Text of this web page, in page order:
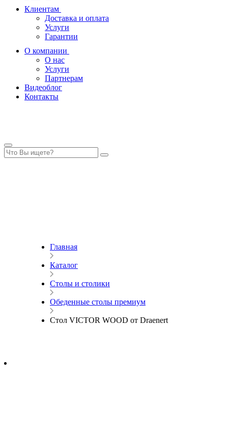
Клиентам
Доставка и оплата
Услуги
Гарантии
О компании
О нас
Услуги
Партнерам
Видеоблог
Контакты
Главная
Каталог
Столы и столики
Обеденные столы премиум
Cтол VICTOR WOOD от Draenert